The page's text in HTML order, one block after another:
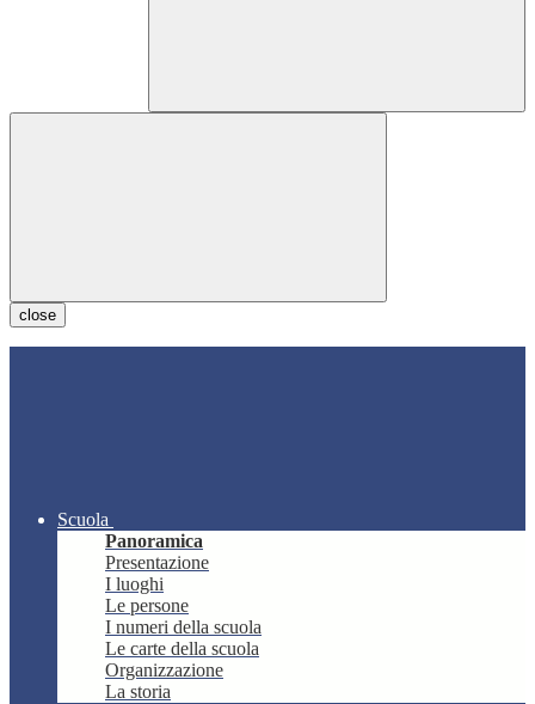
close
Scuola
Panoramica
Presentazione
I luoghi
Le persone
I numeri della scuola
Le carte della scuola
Organizzazione
La storia